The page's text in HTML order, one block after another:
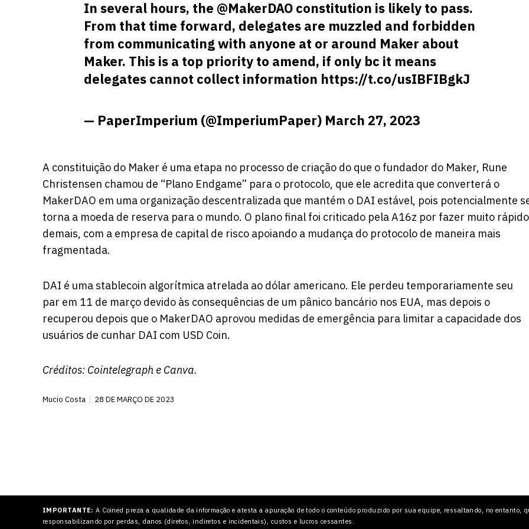
In several hours, the @MakerDAO constitution is likely to pass.
From that time forward, delegates are muzzled and forbidden
from communicating with anyone at or around Maker about
Maker. This is a top priority to amend, if only bc it means
delegates cannot collect information https://t.co/usIBFIBgkJ
— PaperImperium (@ImperiumPaper) March 27, 2023
A constituição do Maker é uma etapa no processo de criação do que o fundador do Maker, Rune
Christensen chamou de “Plano Endgame” para o protocolo, que ele acredita que converterá o
MakerDAO em uma organização descentralizada que mantém o DAI estável, pois potencialmente
torna a moeda de reserva para o mundo. O plano final foi criticado pela A16z por fazer muito rápido
demais, com a empresa de capital de risco apoiando a mudança do protocolo de maneira mais
fragmentada.
DAI é uma stablecoin algorítmica atrelada ao dólar americano. Ele perdeu temporariamente seu
par em 11 de março devido às consequências de um pânico bancário nos EUA, mas depois o
recuperou depois que o MakerDAO aprovou medidas de emergência para limitar a capacidade dos
usuários de cunhar DAI com USD Coin.
Créditos: Cointelegraph e Canva.
Mucio Costa 28 DE MARÇO DE 2023
IMPORTANTE: A Coined preza a qualidade da informação e atesta a apuração de todo o conteúdo produzido por sua equipe, ressaltando, no entanto,
responsabilizando por perdas, danos (diretos, indiretos e incidentais), custos e lucros cessantes.